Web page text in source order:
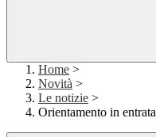
Home >
Novità >
Le notizie >
Orientamento in entrata